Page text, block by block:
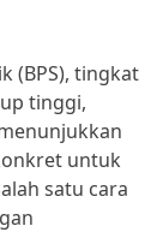
(BPS), tingkat
tinggi,
untuk
satu cara